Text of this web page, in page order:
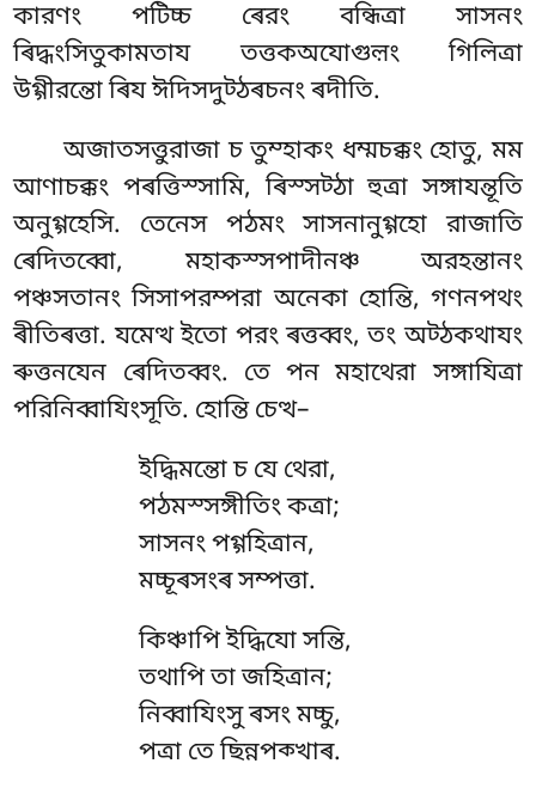
কারণং পটিচ্চ ৰেরং বন্ধিত্ৰা সাসনং
ৰিদ্ধংসিতুকামতায তত্তকঅযোগুল়ং গিলিত্ৰা
উগ্গীরন্তো ৰিয ঈদিসদুট্ঠৰচনং ৰদীতি.
অজাতসত্তুরাজা চ তুম্হাকং ধম্মচক্কং হোতু, মম
আণাচক্কং পৰত্তিস্সামি, ৰিস্সট্ঠা হুত্ৰা সঙ্গাযন্তূতি
অনুগ্গহেসি. তেনেস পঠমং সাসনানুগ্গহো রাজাতি
ৰেদিতব্বো, মহাকস্সপাদীনঞ্চ অরহন্তানং
পঞ্চসতানং সিসাপরম্পরা অনেকা হোন্তি, গণনপথং
ৰীতিৰত্তা. যমেত্থ ইতো পরং ৰত্তব্বং, তং অট্ঠকথাযং
ৰুত্তনযেন ৰেদিতব্বং. তে পন মহাথেরা সঙ্গাযিত্ৰা
পরিনিব্বাযিংসূতি. হোন্তি চেত্থ–
ইদ্ধিমন্তো চ যে থেরা,
পঠমস্সঙ্গীতিং কত্ৰা;
সাসনং পগ্গহিত্ৰান,
মচ্চূৰসংৰ সম্পত্তা.
কিঞ্চাপি ইদ্ধিযো সন্তি,
তথাপি তা জহিত্ৰান;
নিব্বাযিংসু ৰসং মচ্চু,
পত্ৰা তে ছিন্নপক্খাৰ.